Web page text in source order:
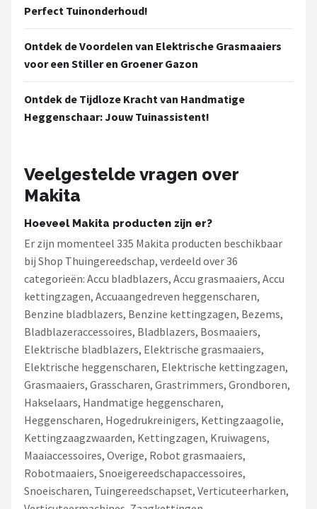
Perfect Tuinonderhoud!
Ontdek de Voordelen van Elektrische Grasmaaiers
voor een Stiller en Groener Gazon
Ontdek de Tijdloze Kracht van Handmatige
Heggenschaar: Jouw Tuinassistent!
Veelgestelde vragen over
Makita
Hoeveel Makita producten zijn er?
Er zijn momenteel 335 Makita producten beschikbaar
bij Shop Thuingereedschap, verdeeld over 36
categorieën: Accu bladblazers, Accu grasmaaiers, Accu
kettingzagen, Accuaangedreven heggenscharen,
Benzine bladblazers, Benzine kettingzagen, Bezems,
Bladblazeraccessoires, Bladblazers, Bosmaaiers,
Elektrische bladblazers, Elektrische grasmaaiers,
Elektrische heggenscharen, Elektrische kettingzagen,
Grasmaaiers, Grasscharen, Grastrimmers, Grondboren,
Hakselaars, Handmatige heggenscharen,
Heggenscharen, Hogedrukreinigers, Kettingzaagolie,
Kettingzaagzwaarden, Kettingzagen, Kruiwagens,
Maaiaccessoires, Overige, Robot grasmaaiers,
Robotmaaiers, Snoeigereedschapaccessoires,
Snoeischaren, Tuingereedschapset, Verticuteerharken,